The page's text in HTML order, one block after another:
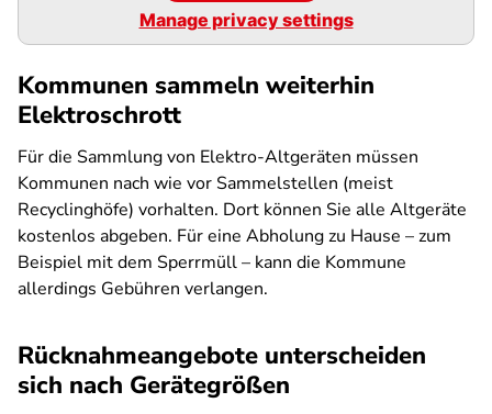
Manage privacy settings
Kommunen sammeln weiterhin
Elektroschrott
Für die Sammlung von Elektro-Altgeräten müssen
Kommunen nach wie vor Sammelstellen (meist
Recyclinghöfe) vorhalten. Dort können Sie alle Altgeräte
kostenlos abgeben. Für eine Abholung zu Hause – zum
Beispiel mit dem Sperrmüll – kann die Kommune
allerdings Gebühren verlangen.
Rücknahmeangebote unterscheiden
sich nach Gerätegrößen